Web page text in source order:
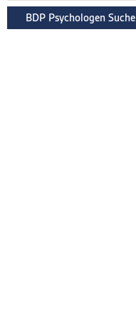
BDP Psychologen Suche